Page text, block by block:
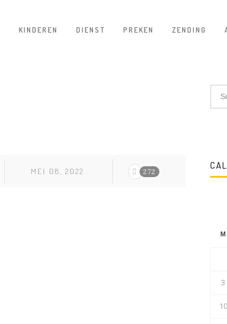
KINDEREN DIENST PREKEN ZENDING
MEI 08, 2022 272
M
3
10